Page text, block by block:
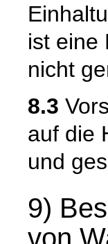
ist eine
nicht
8.3
auf die
und
9)